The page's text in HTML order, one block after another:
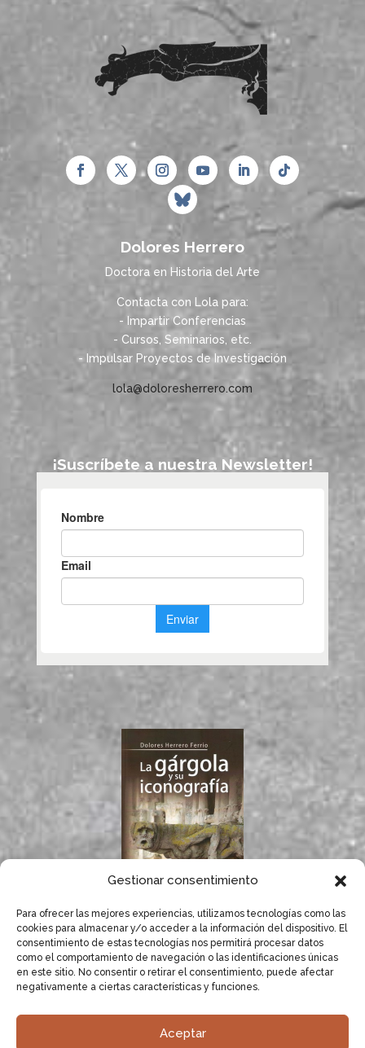
Gestionar consentimiento
Para ofrecer las mejores experiencias, utilizamos tecnologías como las
cookies para almacenar y/o acceder a la información del dispositivo. El
consentimiento de estas tecnologías nos permitirá procesar datos
como el comportamiento de navegación o las identificaciones únicas
en este sitio. No consentir o retirar el consentimiento, puede afectar
negativamente a ciertas características y funciones.
Aceptar
Dolores Herrero
Doctora en Historia del Arte
Contacta con Lola para:
- Impartir Conferencias
- Cursos, Seminarios, etc.
- Impulsar Proyectos de Investigación
lola@doloresherrero.com
¡Suscríbete a nuestra Newsletter!
Si te gustan las
gárgolas, seguro que
te gusta el libro de
Dolores Herrero.